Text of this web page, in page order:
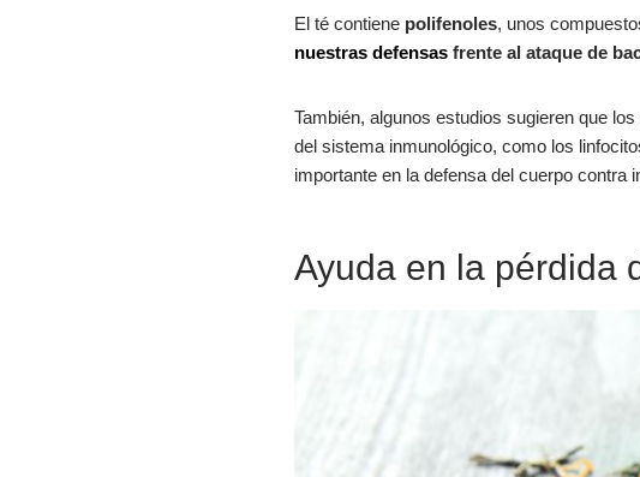
El té contiene polifenoles, unos
nuestras defensasfrente al ataque de
También, algunos estudios sugieren que
del sistema inmunológico, como los
importante en la defensa del cuerpo contra
Ayuda en la pérdida